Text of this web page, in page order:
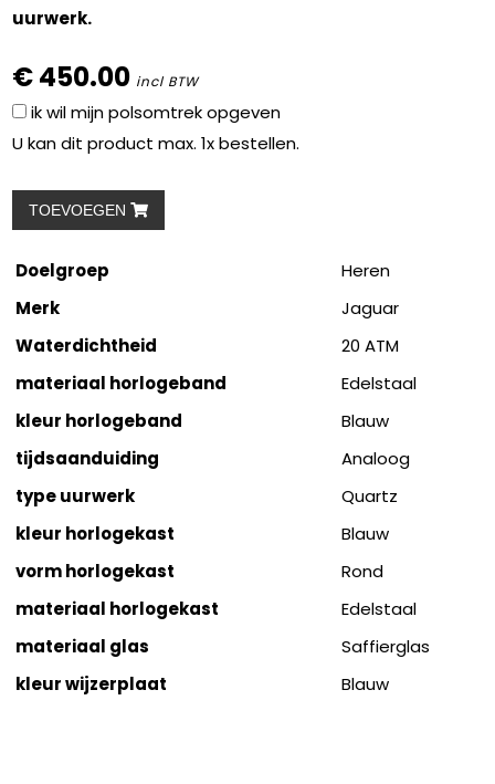
uurwerk.
€ 450.00 incl BTW
ik wil mijn polsomtrek opgeven
U kan dit product max. 1x bestellen.
TOEVOEGEN
Doelgroep
Heren
Merk
Jaguar
Waterdichtheid
20 ATM
materiaal horlogeband
Edelstaal
kleur horlogeband
Blauw
tijdsaanduiding
Analoog
type uurwerk
Quartz
kleur horlogekast
Blauw
vorm horlogekast
Rond
materiaal horlogekast
Edelstaal
materiaal glas
Saffierglas
kleur wijzerplaat
Blauw